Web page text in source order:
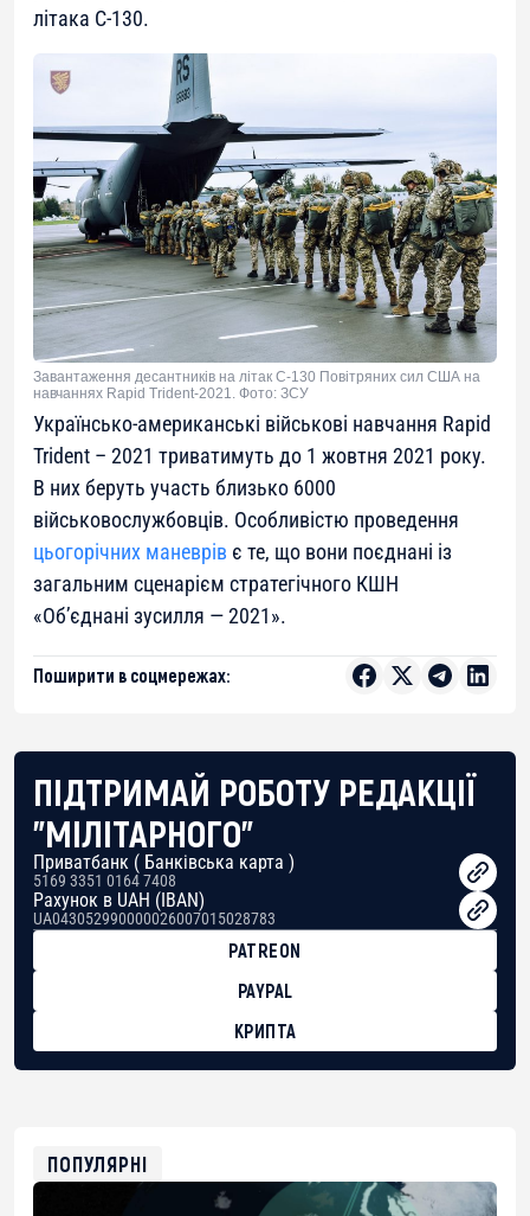
літака C-130.
Завантаження десантників на літак С-130 Повітряних сил США на
навчаннях Rapid Trident-2021. Фото: ЗСУ
Українсько-американські військові навчання Rapid
Trident – 2021 триватимуть до 1 жовтня 2021 року.
В них беруть участь близько 6000
військовослужбовців. Особливістю проведення
цьогорічних маневрів є те, що вони поєднані із
загальним сценарієм стратегічного КШН
«Об’єднані зусилля — 2021».
Поширити в соцмережах:
ПІДТРИМАЙ РОБОТУ РЕДАКЦІЇ
"МІЛІТАРНОГО"
Приватбанк ( Банківська карта )
5169 3351 0164 7408
Рахунок в UAH (IBAN)
UA043052990000026007015028783
PATREON
PAYPAL
КРИПТА
0xfD02863D3289416fcF50975c9DFda13623f97758
ПОПУЛЯРНІ